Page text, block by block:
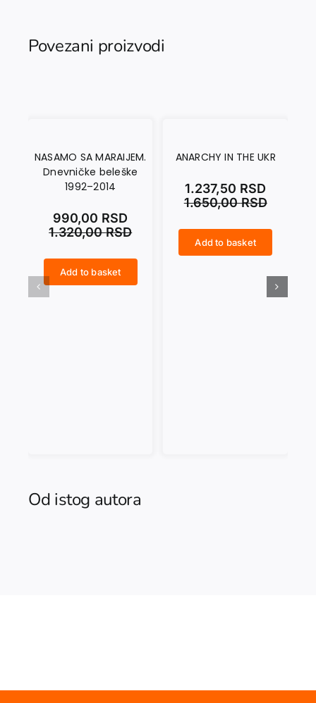
Povezani proizvodi
NASAMO SA MARAIJEM.
Dnevničke beleške
1992–2014
1.320,00RSD
990,00 RSD
Add to basket
ANARCHY IN THE UKR
1.650,00RSD
1.237,50 RSD
Add to basket
Od istog autora